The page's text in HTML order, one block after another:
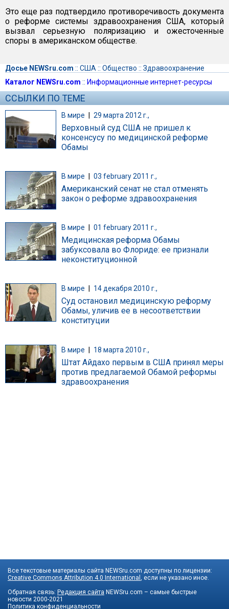
Это еще раз подтвердило противоречивость документа
о реформе системы здравоохранения США, который
вызвал серьезную поляризацию и ожесточенные
споры в американском обществе.
Досье NEWSru.com :: США :: Общество :: Здравоохранение
Каталог NEWSru.com :: Информационные интернет-ресурсы
ССЫЛКИ ПО ТЕМЕ
В мире | 29 марта 2012 г.,
Верховный суд США не пришел к
консенсусу по медицинской реформе
Обамы
В мире 03 february 2011 г.,
Американский сенат не стал отменять
закон о реформе здравоохранения
В мире 01 february 2011 г.,
Медицинская реформа Обамы
забуксовала во Флориде: ее признали
неконституционной
В мире 14 декабря 2010 г.,
Суд остановил медицинскую реформу
Обамы, уличив ее в несоответствии
конституции
В мире | 18 марта 2010 г.,
Штат Айдахо первым в США принял меры
против предлагаемой Обамой реформы
здравоохранения
Все текстовые материалы сайта NEWSru.com доступны по лицензии:
Creative Commons Attribution 4.0 International , если не указано иное.
Обратная связь: Редакция сайта NEWSru.com – самые быстрые
новости 2000-2021
Политика конфиденциальности